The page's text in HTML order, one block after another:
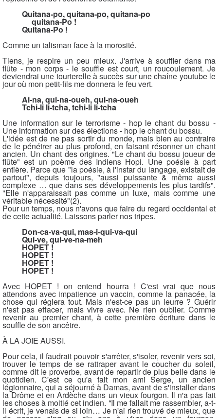
Quitana-po, quitana-po, quitana-po
quitana-Po !
Quitana-Po !
Comme un talisman face à la morosité.
Tiens, je respire un peu mieux. J'arrive à souffler dans ma
flûte - mon corps - le souffle est court, un roucoulement. Je
deviendrai une tourterelle à succès sur une chaîne youtube le
jour où mon petit-fils me donnera le feu vert.
Ai-na, qui-na-oueh, qui-na-oueh
Tchi-li li-tcha, tchi-li li-tcha
Une information sur le terrorisme - hop le chant du bossu -
Une information sur des élections - hop le chant du bossu.
L'idée est de ne pas sortir du monde, mais bien au contraire
de le pénétrer au plus profond, en faisant résonner un chant
ancien. Un chant des origines. "Le chant du bossu joueur de
flûte" est un poème des Indiens Hopi. Une poésie à part
entière. Parce que "la poésie, à l'instar du langage, existait de
partout", depuis toujours, "aussi puissante & même aussi
complexe … que dans ses développements les plus tardifs".
"Elle n'apparaissait pas comme un luxe, mais comme une
véritable nécessité"(2).
Pour un temps, nous n'avons que faire du regard occidental et
de cette actualité. Laissons parler nos tripes.
Don-ca-va-qui, mas-i-qui-va-qui
Qui-ve, qui-ve-na-meh
HOPET !
HOPET !
HOPET !
HOPET !
Avec HOPET ! on entend hourra ! C'est vrai que nous
attendons avec impatience un vaccin, comme la panacée, la
chose qui réglera tout. Mais n'est-ce pas un leurre ? Guérir
n'est pas effacer, mais vivre avec. Ne rien oublier. Comme
revenir au premier chant, à cette première écriture dans le
souffle de son ancêtre.
À LA JOIE AUSSI.
Pour cela, il faudrait pouvoir s'arrêter, s'isoler, revenir vers soi,
trouver le temps de se rattraper avant le coucher du soleil,
comme dit le proverbe, avant de repartir de plus belle dans le
quotidien. C'est ce qu'a fait mon ami Serge, un ancien
légionnaire, qui a séjourné à Damas, avant de s'installer dans
la Drôme et en Ardèche dans un vieux fourgon. Il n'a pas fait
les choses à moitié cet indien. "Il me fallait me rassembler, a-t-
il écrit, je venais de si loin… Je n'ai rien trouvé de mieux, que